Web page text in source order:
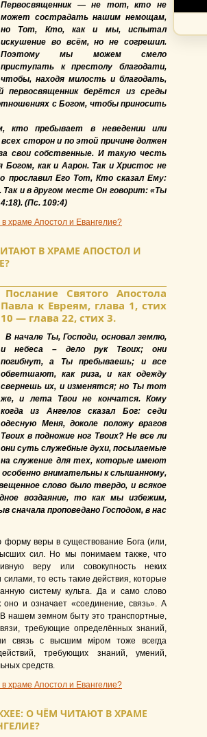
Первосвященник — не тот, кто не
может сострадать нашим немощам,
но Тот, Кто, как и мы, испытал
искушение во всём, но не согрешил.
Поэтому мы можем смело
приступать к престолу благодати,
чтобы, находя милость и благодать,
первосвященник берётся из среды
с Богом, чтобы приносить
кто пребывает в неведении или
сторон и по этой причине должен
свои собственные. И такую честь
как и Аарон. Так и Христос не
прославил Его Тот, Кто сказал Ему:
и в другом месте Он говорит: «Ты
(Пс. 109:4)
храме Апостол и Евангелие?
В ХРАМЕ АПОСТОЛ И
Послание Святого Апостола
Павла к Евреям, глава 1, стих
10 — глава 22, стих 3.
В начале Ты, Господи, основал землю,
и небеса – дело рук Твоих; они
погибнут, а Ты пребываешь; и все
обветшают, как риза, и как одежду
свернешь их, и изменятся; но Ты тот
же, и лета Твои не кончатся. Кому
когда из Ангелов сказал Бог: седи
одесную Меня, доколе положу врагов
Твоих в подножие ног Твоих? Не все ли
они суть служебные духи, посылаемые
на служение для тех, которые имеют
внимательны к слышанному,
слово было твердо, и всякое
воздаяние, то как мы избежим,
сначала проповедано Господом, в нас
веры в существование Бога (или,
сил. Но мы понимаем также, что
веру или совокупность неких
то есть такие действия, которые
систему культа. Да и само слово
и означает «соединение, связь». А
В нашем земном быту это транспортные,
требующие определённых знаний,
связь с высшим міром тоже всегда
требующих знаний, умений,
средств.
храме Апостол и Евангелие?
О ЧЁМ ЧИТАЮТ В ХРАМЕ